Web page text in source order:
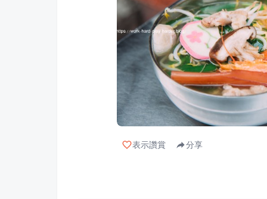
表示讚賞 分享